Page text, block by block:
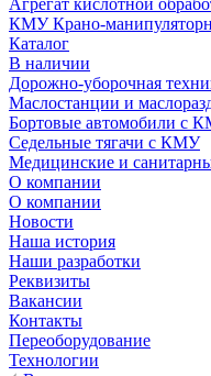
Агрегат кислотной
КМУ Крано-
Каталог
В наличии
Дорожно-уборочная
Маслостанции и
Бортовые автомобили с
Седельные тягачи с КМУ
Медицинские и
О компании
О компании
Новости
Наша история
Наши разработки
Реквизиты
Вакансии
Контакты
Переоборудование
Технологии